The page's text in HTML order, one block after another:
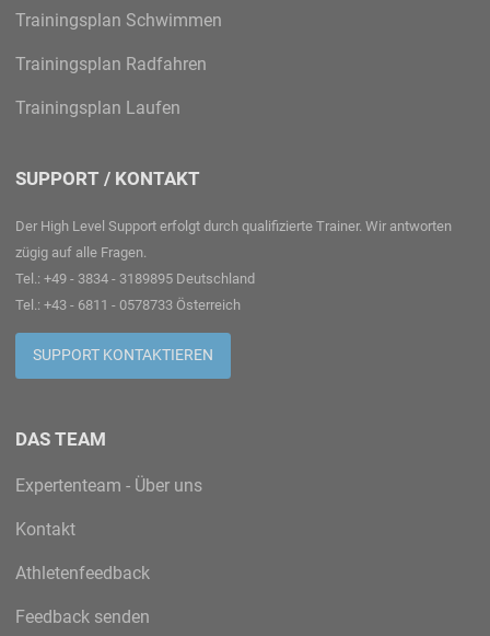
Trainingsplan Schwimmen
Trainingsplan Radfahren
Trainingsplan Laufen
SUPPORT / KONTAKT
Der High Level Support erfolgt durch qualifizierte Trainer. Wir antworten
zügig auf alle Fragen.
Tel.: +49 - 3834 - 3189895 Deutschland
Tel.: +43 - 6811 - 0578733 Österreich
SUPPORT KONTAKTIEREN
DAS TEAM
Expertenteam - Über uns
Kontakt
Athletenfeedback
Feedback senden